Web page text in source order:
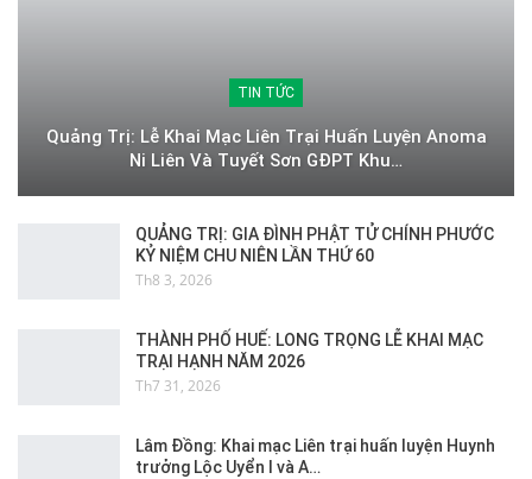
TIN TỨC
Quảng Trị: Lễ Khai Mạc Liên Trại Huấn Luyện Anoma
Ni Liên Và Tuyết Sơn GĐPT Khu…
QUẢNG TRỊ: GIA ĐÌNH PHẬT TỬ CHÍNH PHƯỚC
KỶ NIỆM CHU NIÊN LẦN THỨ 60
Th8 3, 2026
THÀNH PHỐ HUẾ: LONG TRỌNG LỄ KHAI MẠC
TRẠI HẠNH NĂM 2026
Th7 31, 2026
Lâm Đồng: Khai mạc Liên trại huấn luyện Huynh
trưởng Lộc Uyển I và A…